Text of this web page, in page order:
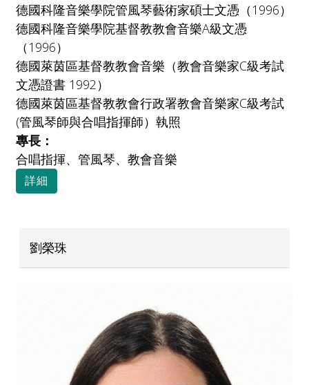
德國科隆音樂學院管風琴藝術家碩士文憑（1996）
德國科隆音樂學院基督教教會音樂A級文憑
（1996）
德國萊茵區基督教教會音樂（教會音樂家C級考試
文憑證書 1992）
德國萊茵區基督教教會行政署教會音樂家C級考試
(管風琴師與合唱指揮師）執照
專長：
合唱指揮、管風琴、教會音樂
詳細
劉榮珠